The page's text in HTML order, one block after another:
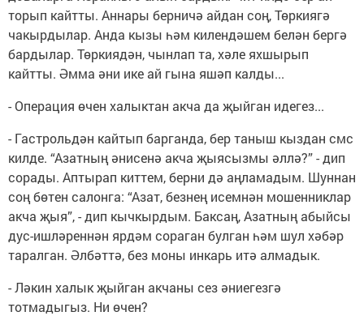
торып кайтты. Аннары берничә айдан соң, Төркиягә
чакырдылар. Анда кызы һәм килендәшем белән бергә
бардылар. Төркиядән, чынлап та, хәле яхшырып
кайтты. Әмма әни ике ай гына яшәп калды...
- Операция өчен халыктан акча да җыйган идегез...
- Гастрольдән кайтып барганда, бер таныш кыздан смс
килде. “Азатның әнисенә акча җыясызмы әллә?” - дип
сорады. Аптырап киттем, берни дә аңламадым. Шуннан
соң бөтен салонга: “Азат, безнең исемнән мошенниклар
акча җыя”, - дип кычкырдым. Баксаң, Азатның абыйсы
дус-ишләреннән ярдәм сораган булган һәм шул хәбәр
таралган. Әлбәттә, без моны инкарь итә алмадык.
- Ләкин халык җыйган акчаны сез әниегезгә
тотмадыгыз. Ни өчен?